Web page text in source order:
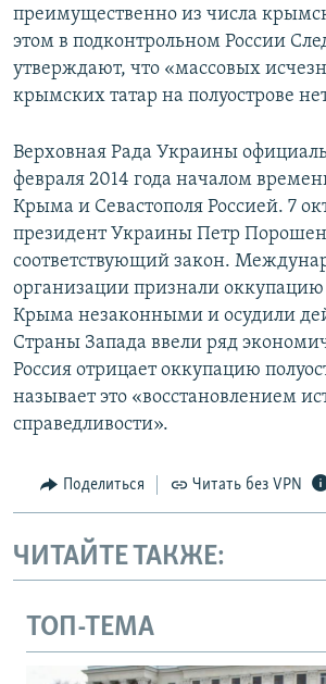
преимущественно из числа
этом в подконтрольном России
утверждают, что «массовых
крымских татар на полуострове
Верховная Рада Украины
февраля 2014 года началом
Крыма и Севастополя Россией. 7
президент Украины Петр
соответствующий закон.
организации признали
Крыма незаконными и осудили
Страны Запада ввели ряд
Россия отрицает оккупацию
называет это «восстановлением
справедливости».
Поделиться Читать без VPN
ЧИТАЙТЕ ТАКЖЕ:
ТОП-ТЕМА